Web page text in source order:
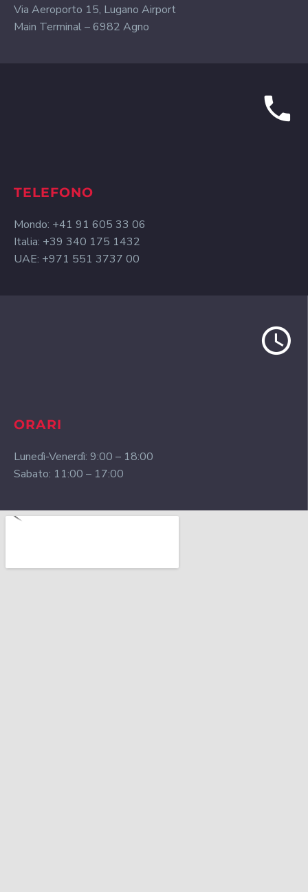
Via Aeroporto 15, Lugano Airport
Main Terminal – 6982 Agno
TELEFONO
Mondo: +41 91 605 33 06
Italia: +39 340 175 1432
UAE: +971 551 3737 00
ORARI
Lunedì-Venerdì: 9:00 – 18:00
Sabato: 11:00 – 17:00